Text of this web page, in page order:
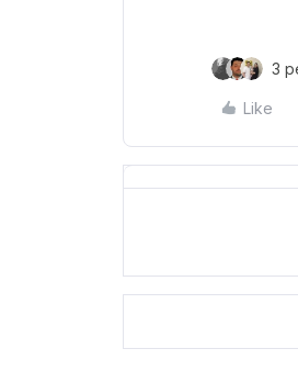
3
Like